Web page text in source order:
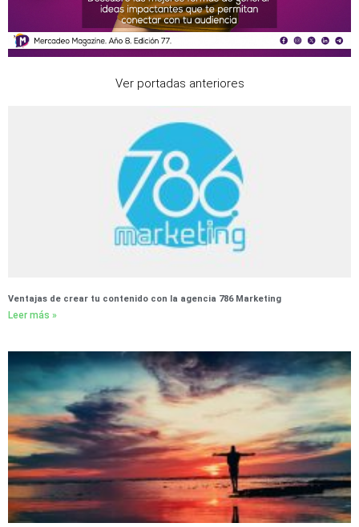
Ver portadas anteriores
Ventajas de crear tu contenido con la agencia 786 Marketing
Leer más »